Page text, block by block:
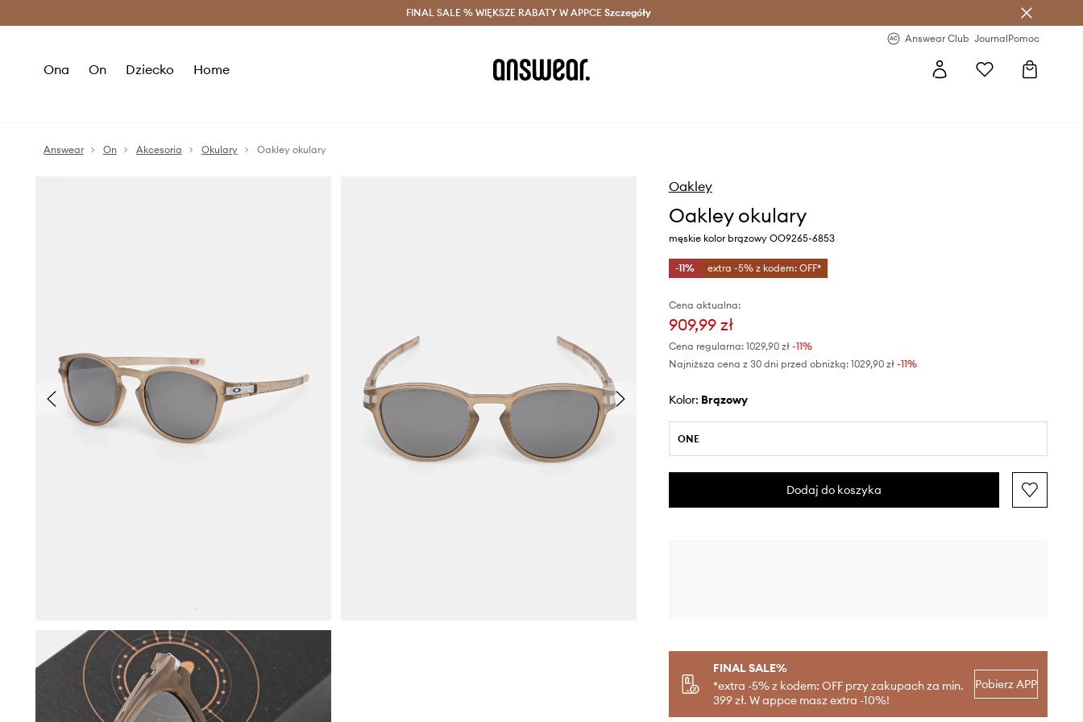
Oszczędzaj z Answear Club > Dostawa nawet w 24h >
FINAL SALE % WIĘKSZE RABATY W APPCE Szczegóły
Answear Club JournalPomoc
Ona On Dziecko Home
Answear On Akcesoria Okulary Oakley okulary
Oakley
Oakley okulary
męskie kolor brązowy OO9265-6853
-11% extra -5% z kodem: OFF*
Cena aktualna:
909,99 zł
Cena regularna: 1029,90 zł-11%
Najniższa cena z 30 dni przed obniżką: 1029,90 zł -11%
Kolor: brązowy
ONE
Dodaj do koszyka
FINAL SALE%
*extra -5% z kodem: OFF przy zakupach za min.
399 zł. W appce masz extra -10%!
Pobierz APP